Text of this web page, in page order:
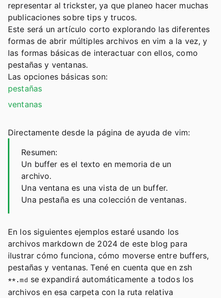
representar al trickster, ya que planeo hacer muchas
publicaciones sobre tips y trucos.
Este será un artículo corto explorando las diferentes
formas de abrir múltiples archivos en vim a la vez, y
las formas básicas de interactuar con ellos, como
pestañas y ventanas.
Las opciones básicas son:
pestañas
ventanas
Directamente desde la página de ayuda de vim:
Resumen:
Un buffer es el texto en memoria de un
archivo.
Una ventana es una vista de un buffer.
Una pestaña es una colección de ventanas.
En los siguientes ejemplos estaré usando los
archivos markdown de 2024 de este blog para
ilustrar cómo funciona, cómo moverse entre buffers,
pestañas y ventanas. Tené en cuenta que en zsh
**.md se expandirá automáticamente a todos los
archivos en esa carpeta con la ruta relativa